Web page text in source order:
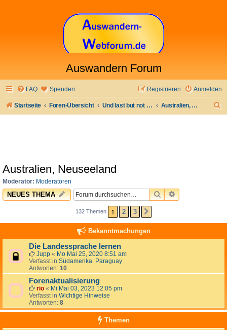
Auswandern Forum
FAQ Spenden Anmelden
Registrieren
Startseite Foren-Übersicht Und last but not least Australien, Neuseeland
Australien, Neuseeland
Moderator: Moderatoren
NEUES THEMA SUCHEERWEITERTE
132 Themen 1 2 3
Bekanntmachungen
Die Landessprache lernen
Jupp « Mo Mai 25, 2020 8:51 am
Verfasst in Südamerika: Paraguay
Antworten: 10
Forenaktualisierung
rio « Mi Mai 03, 2023 12:05 pm
Verfasst in Wichtige Hinweise
Antworten: 8
Themen